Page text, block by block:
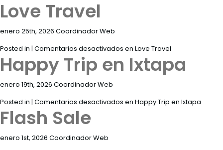
Promociones
Habitaciones
ENG
Love Travel
enero 25th, 2026 Coordinador Web
Posted in | Comentarios desactivados en Love Travel
Happy Trip en Ixtapa
enero 19th, 2026 Coordinador Web
Posted in | Comentarios desactivados en Happy Trip en Ixtapa
Flash Sale
enero 1st, 2026 Coordinador Web